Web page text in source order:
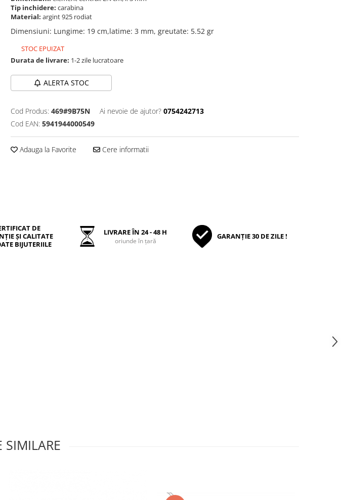
Tip inchidere: carabina
Material: argint 925 rodiat
Dimensiuni: Lungime: 19 cm,latime: 3 mm, greutate: 5.52 gr
STOC EPUIZAT
Durata de livrare: 1-2 zile lucratoare
ALERTA STOC
Cod Produs: 469#9B75N Ai nevoie de ajutor? 0754242713
Cod EAN: 5941944000549
Adauga la Favorite Cere informatii
DE
ȘI CALITATE
BIJUTERIILE
LIVRARE ÎN 24 - 48 H
oriunde în țară GARANȚIE 30 DE ZILE !
SIMILARE